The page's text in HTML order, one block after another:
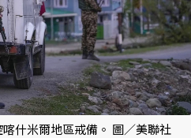
什米爾地區戒備。 圖／美聯社